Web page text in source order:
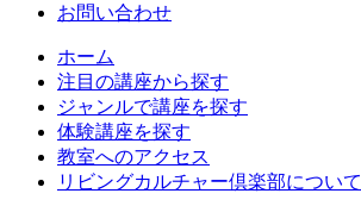
お問い合わせ
ホーム
注目の講座から探す
ジャンルで講座を探す
体験講座を探す
教室へのアクセス
リビングカルチャー倶楽部について